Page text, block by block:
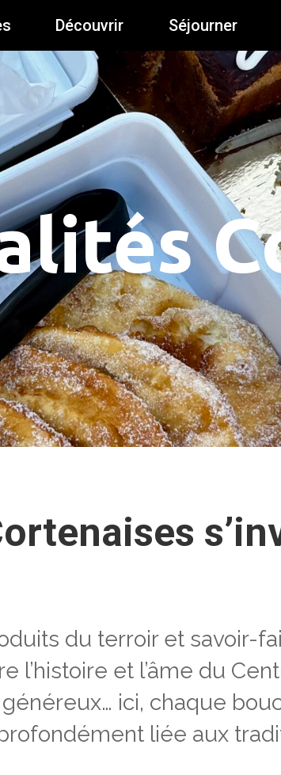
Découvrir Séjourner
du terroir et savoir-
l’histoire et l’âme du
ici, chaque
liée aux